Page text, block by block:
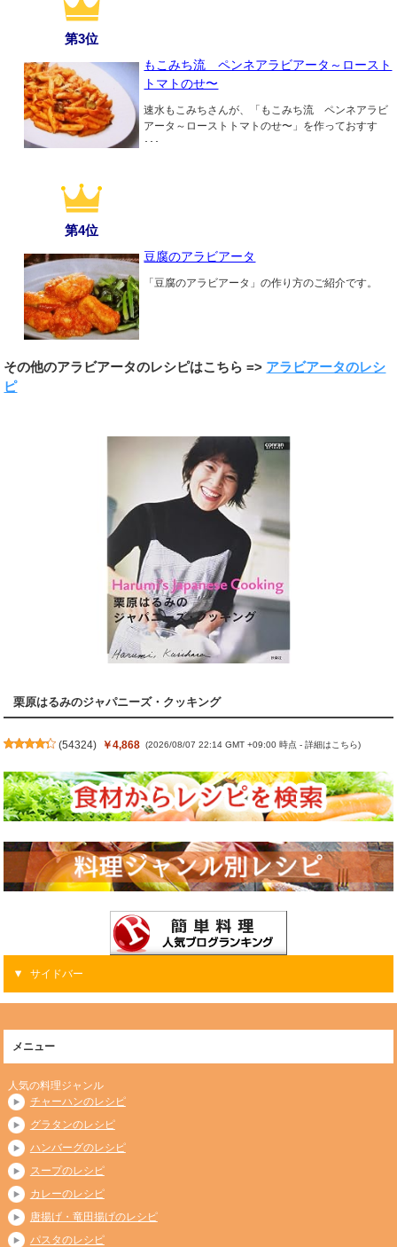
第3位
もこみち流 ペンネアラビアータ～ロースト
トマトのせ〜
速水もこみちさんが、「もこみち流 ペンネアラビ
アータ～ローストトマトのせ〜」を作っておすす
･･･
第4位
豆腐のアラビアータ
「豆腐のアラビアータ」の作り方のご紹介です。
その他のアラビアータのレシピはこちら => アラビアータのレシ
ピ
栗原はるみのジャパニーズ・クッキング
(54324) ￥4,868 (2026/08/07 22:14 GMT +09:00 時点 -詳細はこちら)
サイドバー
メニュー
人気の料理ジャンル
チャーハンのレシピ
グラタンのレシピ
ハンバーグのレシピ
スープのレシピ
カレーのレシピ
唐揚げ・竜田揚げのレシピ
パスタのレシピ